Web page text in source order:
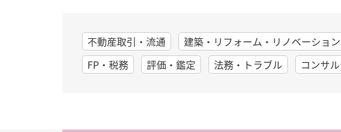
不動産取引・流通 建築・リフォーム・リノベーション
FP・税務
評価・鑑定 法務・トラブル コンサ